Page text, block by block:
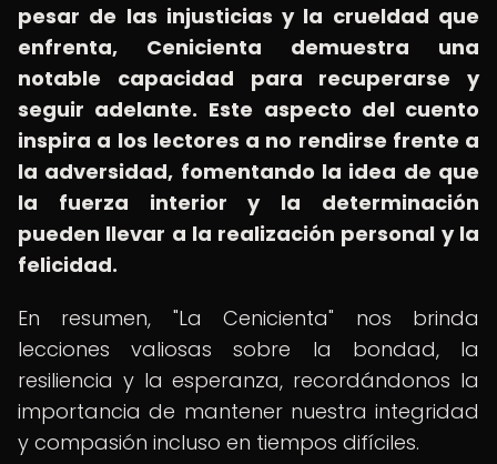
pesar de las injusticias y la crueldad que
enfrenta, Cenicienta demuestra una
notable capacidad para recuperarse y
seguir adelante. Este aspecto del cuento
inspira a los lectores a no rendirse frente a
la adversidad, fomentando la idea de que
la fuerza interior y la determinación
pueden llevar a la realización personal y la
felicidad.
En resumen, "La Cenicienta" nos brinda
lecciones valiosas sobre la bondad, la
resiliencia y la esperanza, recordándonos la
importancia de mantener nuestra integridad
y compasión incluso en tiempos difíciles.